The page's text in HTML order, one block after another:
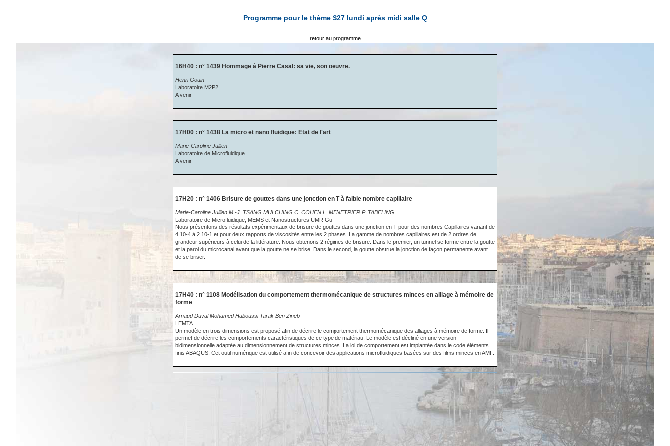
Programme pour le thème S27 lundi après midi salle Q
retour au programme
16H40 : n° 1439 Hommage à Pierre Casal: sa vie, son oeuvre.
Henri Gouin
Laboratoire M2P2
A venir
17H00 : n° 1438 La micro et nano fluidique: Etat de l'art
Marie-Caroline Jullien
Laboratoire de Microfluidique
A venir
17H20 : n° 1406 Brisure de gouttes dans une jonction en T à faible nombre capillaire
Marie-Caroline Jullien M.-J. TSANG MUI CHING C. COHEN L. MENETRIER P. TABELING
Laboratoire de Microfluidique, MEMS et Nanostructures UMR Gu
Nous présentons des résultats expérimentaux de brisure de gouttes dans une jonction en T pour des nombres Capillaires variant de
4.10-4 à 2 10-1 et pour deux rapports de viscosités entre les 2 phases. La gamme de nombres capillaires est de 2 ordres de
grandeur supérieurs à celui de la littérature. Nous obtenons 2 régimes de brisure. Dans le premier, un tunnel se forme entre la goutte
et la paroi du microcanal avant que la goutte ne se brise. Dans le second, la goutte obstrue la jonction de façon permanente avant
de se briser.
17H40 : n° 1108 Modélisation du comportement thermomécanique de structures minces en alliage à mémoire de
forme
Arnaud Duval Mohamed Haboussi Tarak Ben Zineb
LEMTA
Un modèle en trois dimensions est proposé afin de décrire le comportement thermomécanique des alliages à mémoire de forme. Il
permet de décrire les comportements caractéristiques de ce type de matériau. Le modèle est décliné en une version
bidimensionnelle adaptée au dimensionnement de structures minces. La loi de comportement est implantée dans le code éléments
finis ABAQUS. Cet outil numérique est utilisé afin de concevoir des applications microfluidiques basées sur des films minces en AMF.